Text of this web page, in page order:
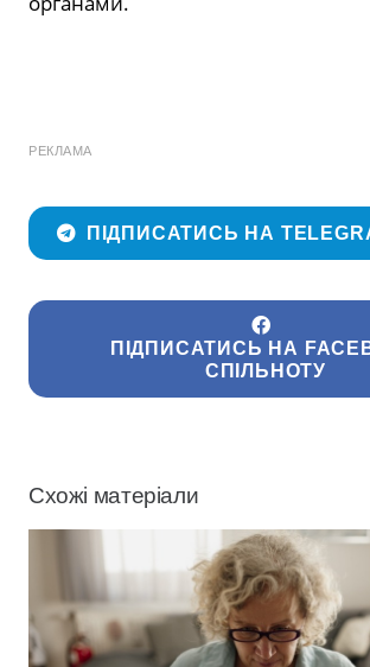
РЕКЛАМА
ПІДПИСАТИСЬ НА
ПІДПИСАТИСЬ НА
СПІЛЬНОТУ
Схожі матеріали